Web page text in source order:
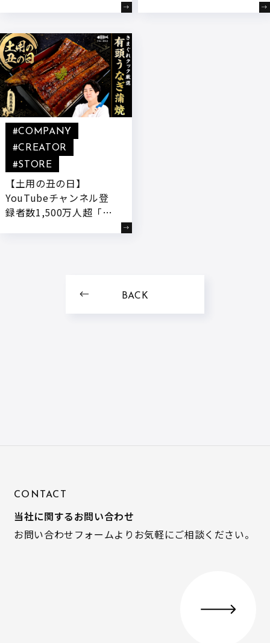
『とろ～りヤンニョムチ
ーズ』付きコラボ商品が
登場
【土用の丑の日】
YouTubeチャンネル登
録者数1,500万人超「き
有頭うなぎの蒲焼』を7
月3日18:00～予約受付開
#COMPANY
#CREATOR
#STORE
BACK
CONTACT
当社に関するお問い合わせ
お問い合わせフォームよりお気軽にご相談ください。